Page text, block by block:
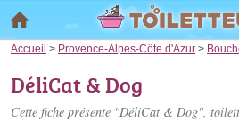
Accueil > Provence-Alpes-Côte d'Azur >
DéliCat & Dog
Cette fiche présente "DéliCat & Dog",